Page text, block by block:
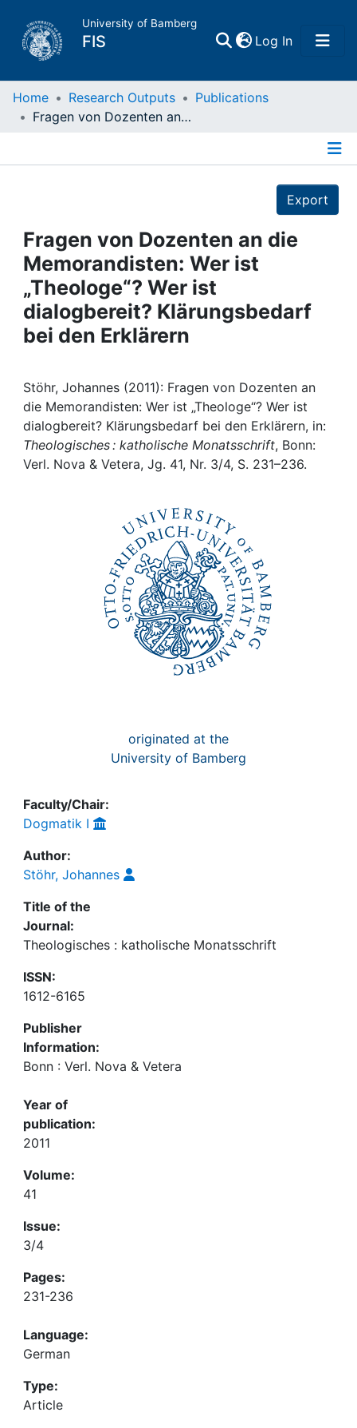
University of Bamberg
FIS Log In(current)
Home
People
Institutions
My FIS
Help
Home Research Outputs
Publications
Fragen von Dozenten an die Memorandisten: Wer ist „Theologe“? Wer ist dialogbereit? Klärungsbedarf bei den Erklärern
Export
Fragen von Dozenten an die
Memorandisten: Wer ist
„Theologe“? Wer ist
dialogbereit? Klärungsbedarf
bei den Erklärern
Stöhr, Johannes (2011): Fragen von Dozenten an
die Memorandisten: Wer ist „Theologe“? Wer ist
dialogbereit? Klärungsbedarf bei den Erklärern, in:
Theologisches : katholische Monatsschrift, Bonn:
Verl. Nova & Vetera, Jg. 41, Nr. 3/4, S. 231–236.
originated at the
University of Bamberg
Faculty/Chair:
Dogmatik I
Author:
Stöhr, Johannes
Title of the
Journal:
Theologisches : katholische Monatsschrift
ISSN:
1612-6165
Publisher
Information:
Bonn : Verl. Nova & Vetera
Year of
publication:
2011
Volume:
41
Issue:
3/4
Pages:
231-236
Language:
German
Type:
Article